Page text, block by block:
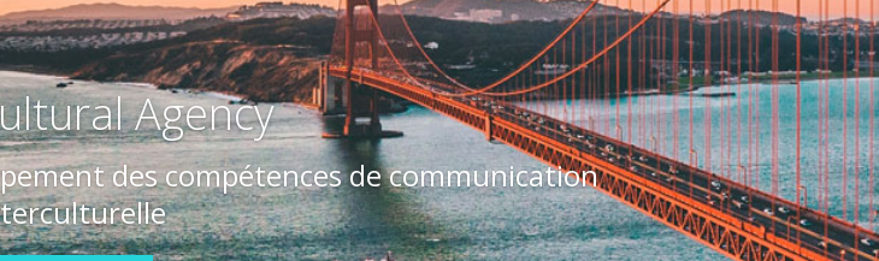
Agency
des compétences de communication